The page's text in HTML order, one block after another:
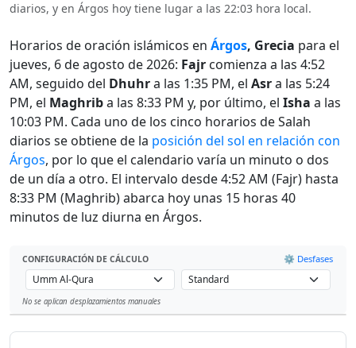
diarios, y en Árgos hoy tiene lugar a las 22:03 hora local.
Horarios de oración islámicos en Árgos, Grecia para el
jueves, 6 de agosto de 2026: Fajr comienza a las 4:52
AM, seguido del Dhuhra las 1:35 PM, el Asra las 5:24
PM, el Maghriba las 8:33 PM y, por último, el Isha a las
10:03 PM. Cada uno de los cinco horarios de Salah
diarios se obtiene de la posición del sol en relación con
Árgos, por lo que el calendario varía un minuto o dos
de un día a otro. El intervalo desde 4:52 AM (Fajr) hasta
8:33 PM (Maghrib) abarca hoy unas 15 horas 40
minutos de luz diurna en Árgos.
CONFIGURACIÓN DE CÁLCULO ⚙️ Desfases
No se aplican desplazamientos manuales